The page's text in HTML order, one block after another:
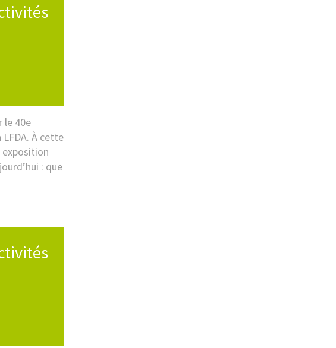
le 40e
À cette
exposition
: que